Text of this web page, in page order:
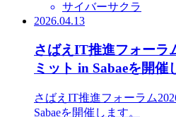
サイバーサクラ
2026.04.13
さばえIT推進フォーラ
ミット in Sabaeを開催
さばえIT推進フォーラム
Sabaeを開催します。